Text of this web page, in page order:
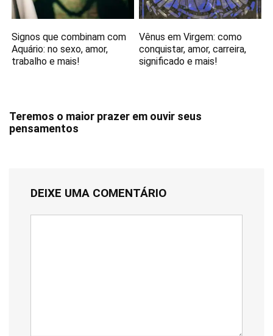
Signos que combinam com
Aquário: no sexo, amor,
trabalho e mais!
Vênus em Virgem: como
conquistar, amor, carreira,
significado e mais!
Teremos o maior prazer em ouvir seus
pensamentos
DEIXE UMA COMENTÁRIO